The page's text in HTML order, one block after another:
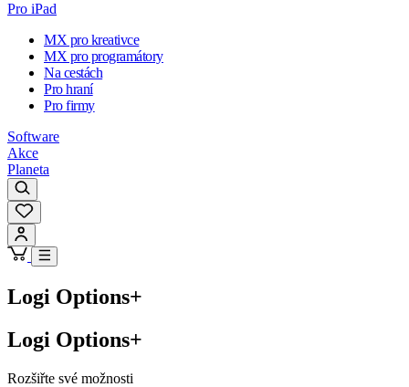
Pro iPad
MX pro kreativce
MX pro programátory
Na cestách
Pro hraní
Pro firmy
Software
Akce
Planeta
Logi Options+
Logi Options+
Rozšiřte své možnosti